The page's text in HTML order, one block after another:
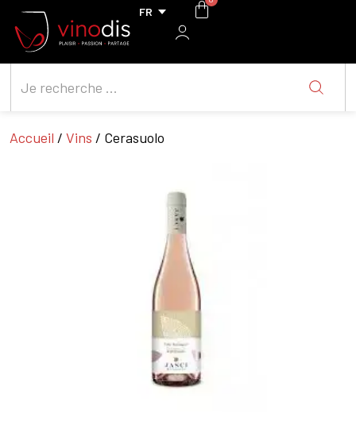
Accueil / Vins / Cerasuolo